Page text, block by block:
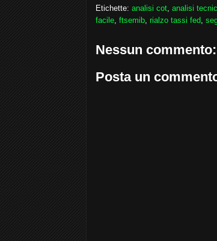
Etichette: analisi cot analisi
facile ftsemib rialzo tassi fed
Nessun commento:
Posta un